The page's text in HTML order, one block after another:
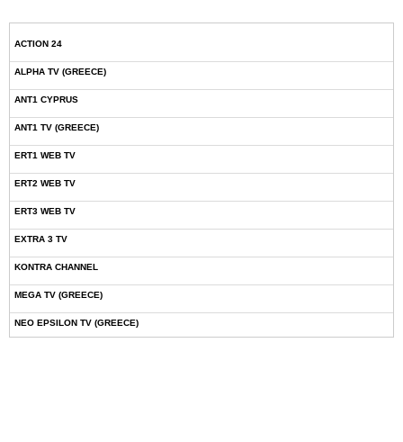
ACTION 24
ALPHA TV (GREECE)
ANT1 CYPRUS
ANT1 TV (GREECE)
ERT1 WEB TV
ERT2 WEB TV
ERT3 WEB TV
EXTRA 3 TV
KONTRA CHANNEL
MEGA TV (GREECE)
NEO EPSILON TV (GREECE)